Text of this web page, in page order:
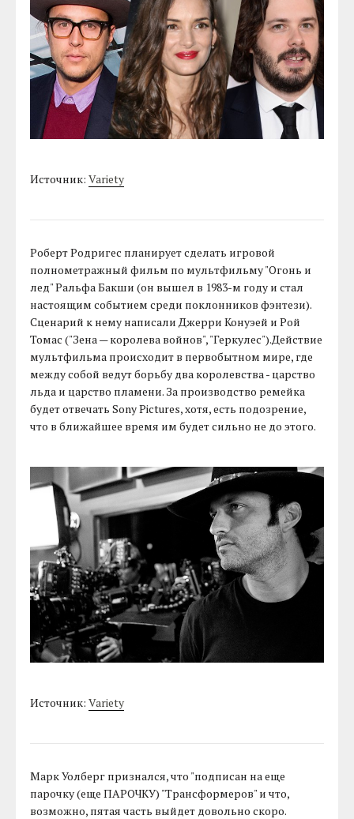
Источник:Variety
Роберт Родригес планирует сделать игровой
полнометражный фильм по мультфильму "Огонь и
лед" Ральфа Бакши (он вышел в 1983-м году и стал
настоящим событием среди поклонников фэнтези).
Сценарий к нему написали Джерри Конуэей и Рой
Томас ("Зена — королева войнов", "Геркулес").Действие
мультфильма происходит в первобытном мире, где
между собой ведут борьбу два королевства - царство
льда и царство пламени. За производство ремейка
будет отвечать Sony Pictures, хотя, есть подозрение,
что в ближайшее время им будет сильно не до этого.
Источник:Variety
Марк Уолберг признался, что "подписан на еще
парочку (еще ПАРОЧКУ) "Трансформеров" и что,
возможно, пятая часть выйдет довольно скоро.